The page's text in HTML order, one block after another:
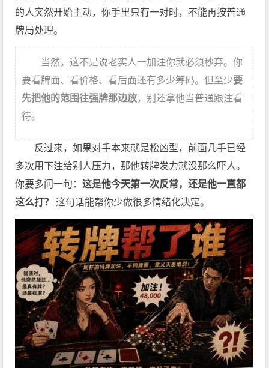
的人突然开始主动，你手里只有一对时，不能再按普通
牌局处理。
当然，这不是说老实人一加注你就必须秒弃。你
要看牌面、看价格、看后面还有多少筹码。但至少要
先把他的范围往强牌那边放，别还拿他当普通跟注看
待。
反过来，如果对手本来就是松凶型，前面几手已经
多次用下注给别人压力，那他转牌发力就没那么吓人。
你要多问一句：这是他今天第一次反常，还是他一直都
这么打？
这句话能帮你少做很多情绪化决定。